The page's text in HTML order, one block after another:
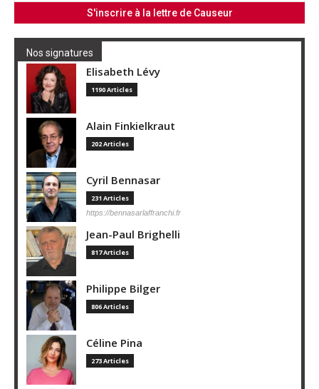
Nos signatures
Elisabeth Lévy
1190 Articles
Alain Finkielkraut
202 Articles
Cyril Bennasar
231 Articles
https://bennasarlaffranchi.fr
Jean-Paul Brighelli
817 Articles
Philippe Bilger
806 Articles
Céline Pina
273 Articles